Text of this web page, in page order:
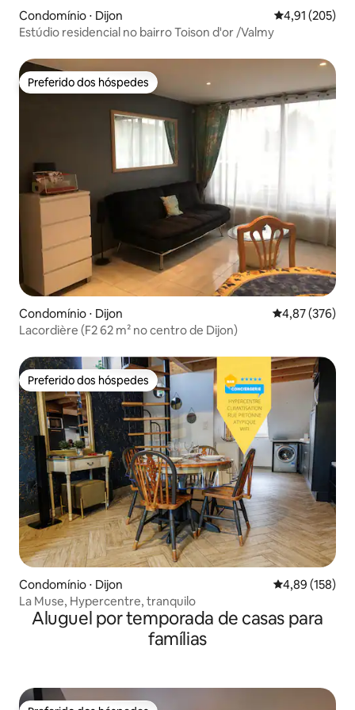
Condomínio ⋅ Dijon 4,91 de uma
4,91 (205)
Estúdio residencial no bairro Toison d'or /Valmy
Preferido dos hóspedes
Preferido dos hóspedes
Condomínio ⋅ Dijon 4,87 de uma
4,87 (376)
Lacordière (F2 62 m² no centro de Dijon)
Preferido dos hóspedes
Preferido dos hóspedes
Condomínio ⋅ Dijon 4,89 de uma
4,89 (158)
La Muse, Hypercentre, tranquilo
Aluguel por temporada de casas para
famílias